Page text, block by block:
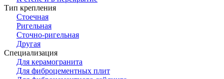
Тип крепления
Стоечная
Ригельная
Сточно-ригельная
Другая
Специализация
Для керамогранита
Для фиброцементных плит